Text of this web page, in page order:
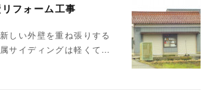
フォーム工事
しい外壁を重ね張りする
サイディングは軽くて…